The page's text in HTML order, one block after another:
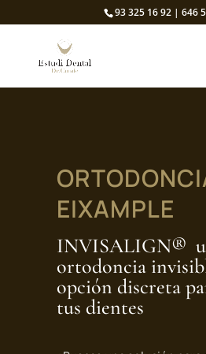
93 325 16 92 | 646
EIXAMPLE
INVISALIGN® u
ortodoncia
opción discreta
tus dientes